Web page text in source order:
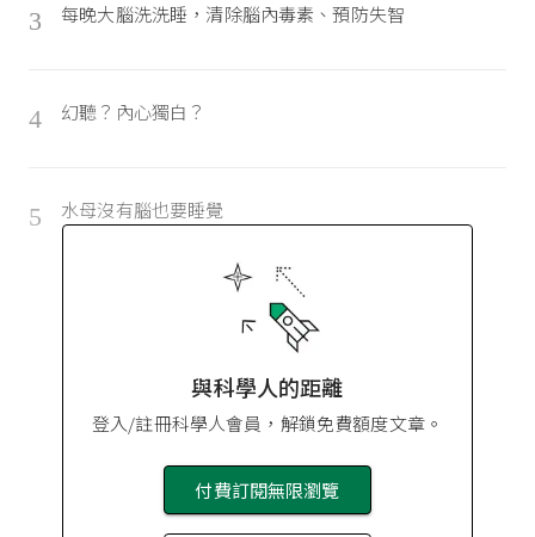
3 每晚大腦洗洗睡，清除腦內毒素、預防失智
4 幻聽？內心獨白？
5 水母沒有腦也要睡覺
與科學人的距離
登入/註冊科學人會員，解鎖免費額度文章。
付費訂閱無限瀏覽